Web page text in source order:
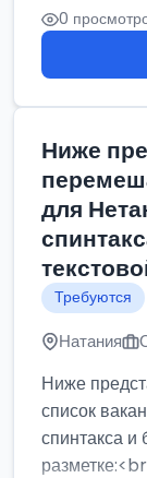
0
Ниже
для
Требуются
Натания
Ниже
список
спинтакса и